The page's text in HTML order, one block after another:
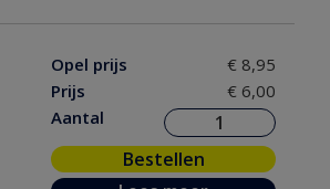
Opel prijs
€ 8,95
Prijs
€ 6,00
Aantal
Bestellen